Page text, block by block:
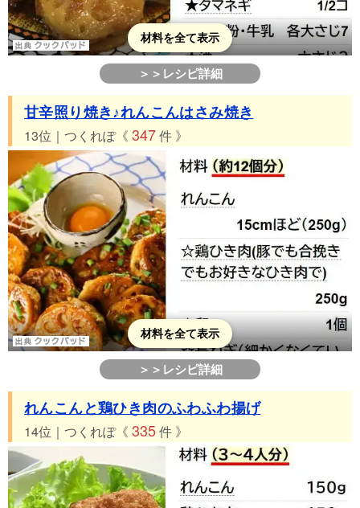
材料を全て表示
＞＞レシピ詳細
甘辛照り焼き♪れんこんはさみ焼き
13位｜つくれぽ《 347件 》
材料を全て表示
＞＞レシピ詳細
れんこんと鶏ひき肉のふわふわ揚げ
14位｜つくれぽ《 335件 》